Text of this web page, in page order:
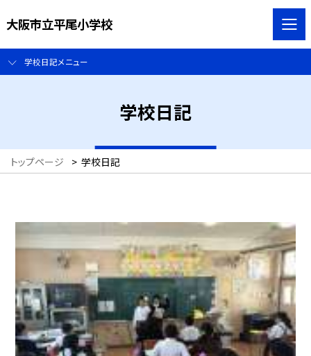
大阪市立平尾小学校
学校日記メニュー
学校日記
トップページ > 学校日記